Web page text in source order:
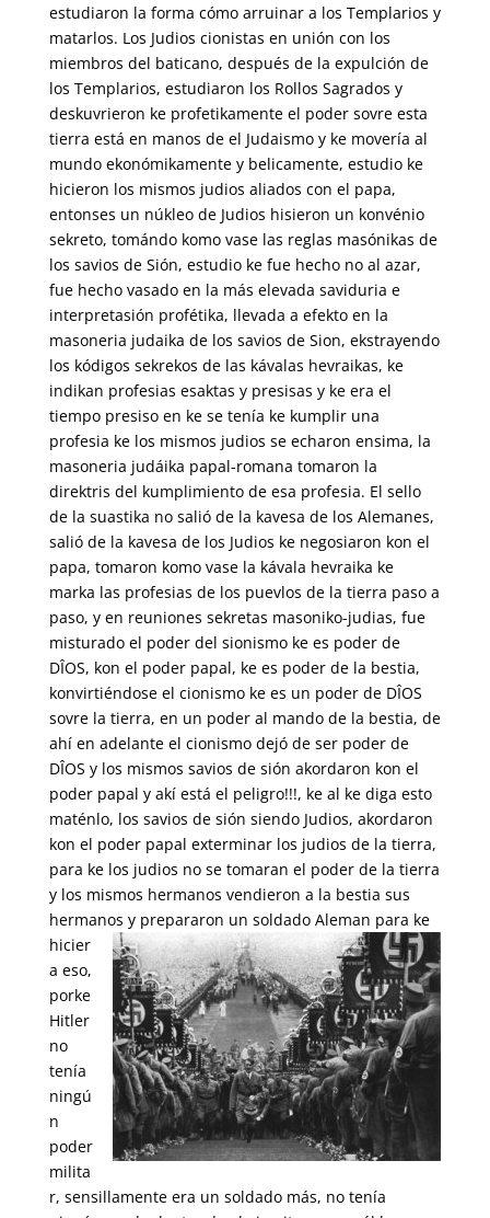
estudiaron la forma cómo arruinar a los Templarios y
matarlos. Los Judios cionistas en unión con los
miembros del baticano, después de la expulción de
los Templarios, estudiaron los Rollos Sagrados y
deskuvrieron ke profetikamente el poder sovre esta
tierra está en manos de el Judaismo y ke movería al
mundo ekonómikamente y belicamente, estudio ke
hicieron los mismos judios aliados con el papa,
entonses un núkleo de Judios hisieron un konvénio
sekreto, tomándo komo vase las reglas masónikas de
los savios de Sión, estudio ke fue hecho no al azar,
fue hecho vasado en la más elevada saviduria e
interpretasión profétika, llevada a efekto en la
masoneria judaika de los savios de Sion, ekstrayendo
los kódigos sekrekos de las kávalas hevraikas, ke
indikan profesias esaktas y presisas y ke era el
tiempo presiso en ke se tenía ke kumplir una
profesia ke los mismos judios se echaron ensima, la
masoneria judáika papal-romana tomaron la
direktris del kumplimiento de esa profesia. El sello
de la suastika no salió de la kavesa de los Alemanes,
salió de la kavesa de los Judios ke negosiaron kon el
papa, tomaron komo vase la kávala hevraika ke
marka las profesias de los puevlos de la tierra paso a
paso, y en reuniones sekretas masoniko-judias, fue
misturado el poder del sionismo ke es poder de
DÎOS, kon el poder papal, ke es poder de la bestia,
konvirtiéndose el cionismo ke es un poder de DÎOS
sovre la tierra, en un poder al mando de la bestia, de
ahí en adelante el cionismo dejó de ser poder de
DÎOS y los mismos savios de sión akordaron kon el
poder papal y akí está el peligro!!!, ke al ke diga esto
maténlo, los savios de sión siendo Judios, akordaron
kon el poder papal exterminar los judios de la tierra,
para ke los judios no se tomaran el poder de la tierra
y los mismos hermanos vendieron a la bestia sus
hermanos y prepararon un soldado Aleman para ke
hicier
a eso,
porke
Hitler
no
tenía
ningú
n
poder
milita
r, sensillamente era un soldado más, no tenía